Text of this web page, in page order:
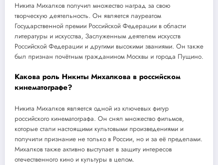
Никита Михалков получил множество наград за свою
творческую деятельность. Он является лауреатом
Государственной премии Российской Федерации в области
литературы и искусства, Заслуженным деятелем искусств
Российской Федерации и другими высокими званиями. Он также
был признан почётным гражданином Москвы и города Пущино.
Какова роль Никиты Михалкова в российском
кинематографе?
Никита Михалков является одной из ключевых фигур
российского кинематографа. Он снял множество фильмов,
которые стали настоящими культовыми произведениями и
получили признание не только в России, но и за её пределами.
Михалков также активно выступает в защиту интересов
отечественного кино и культуры в целом.